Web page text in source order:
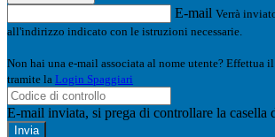
E-mail Verrà
all'indirizzo indicato con le istruzioni necessarie.
Non hai una e-mail associata al nome utente? Effettua
tramite la Login Spaggiari
E-mail inviata, si prega di controllare la casella